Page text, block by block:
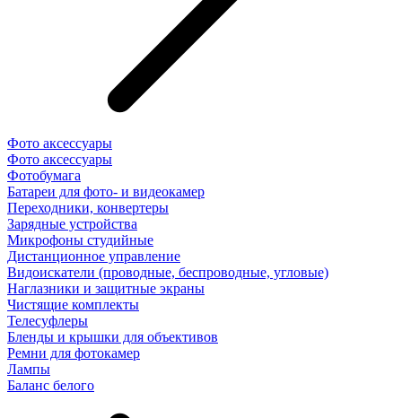
Фото аксессуары
Фото аксессуары
Фотобумага
Батареи для фото- и видеокамер
Переходники, конвертеры
Зарядные устройства
Микрофоны студийные
Дистанционное управление
Видоискатели (проводные, беспроводные, угловые)
Наглазники и защитные экраны
Чистящие комплекты
Телесуфлеры
Бленды и крышки для объективов
Ремни для фотокамер
Лампы
Баланс белого